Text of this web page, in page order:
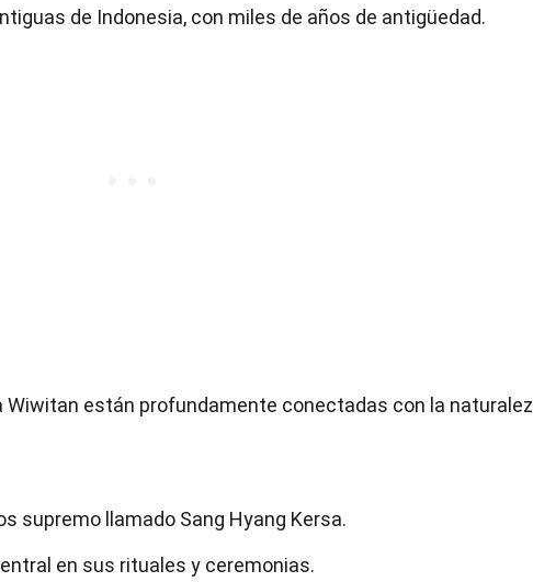
de Indonesia, con miles de años de antigüedad.
Wiwitan están profundamente conectadas con la
supremo llamado Sang Hyang Kersa.
en sus rituales y ceremonias.